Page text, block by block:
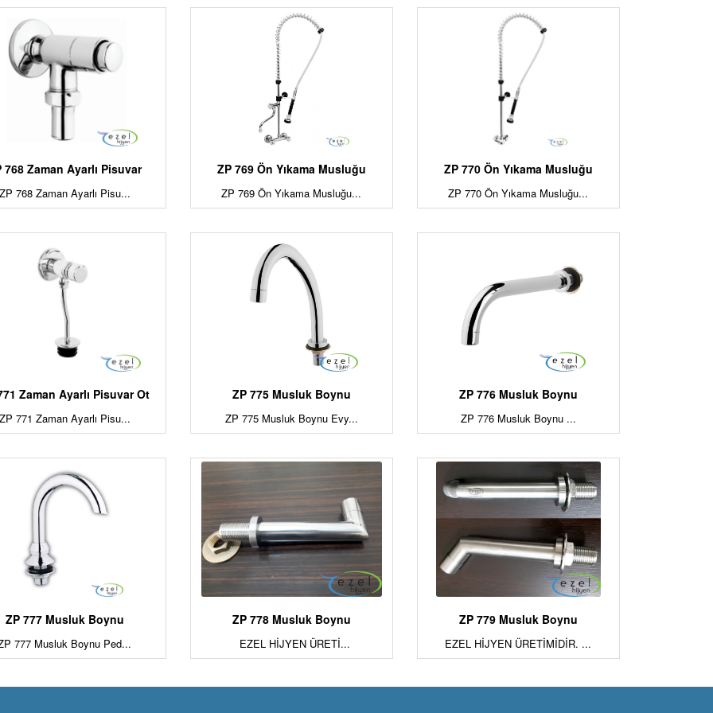
768 Zaman Ayarlı Pisuvar
768 Zaman Ayarlı Pisu...
ZP 769 Ön Yıkama Musluğu
ZP 769 Ön Yıkama Musluğu...
ZP 770 Ön Yıkama Musluğu
ZP 770 Ön Yıkama Musluğu...
Zaman Ayarlı Pisuvar Ot
771 Zaman Ayarlı Pisu...
ZP 775 Musluk Boynu
ZP 775 Musluk Boynu Evy...
ZP 776 Musluk Boynu
ZP 776 Musluk Boynu ...
ZP 777 Musluk Boynu
777 Musluk Boynu Ped...
ZP 778 Musluk Boynu
EZEL HİJYEN ÜRETİ...
ZP 779 Musluk Boynu
EZEL HİJYEN ÜRETİMİDİR. ...